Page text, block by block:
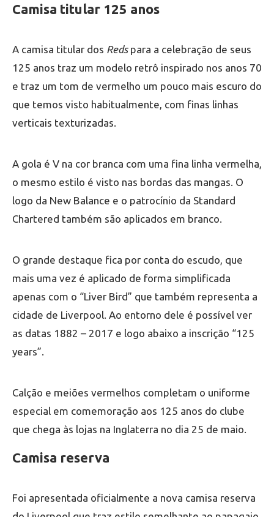
Camisa titular 125 anos
A camisa titular dos Redspara a celebração de seus
125 anos traz um modelo retrô inspirado nos anos 70
e traz um tom de vermelho um pouco mais escuro do
que temos visto habitualmente, com finas linhas
verticais texturizadas.
A gola é V na cor branca com uma fina linha vermelha,
o mesmo estilo é visto nas bordas das mangas. O
logo da New Balance e o patrocínio da Standard
Chartered também são aplicados em branco.
O grande destaque fica por conta do escudo, que
mais uma vez é aplicado de forma simplificada
apenas com o “Liver Bird” que também representa a
cidade de Liverpool. Ao entorno dele é possível ver
as datas 1882 – 2017 e logo abaixo a inscrição “125
years”.
Calção e meiões vermelhos completam o uniforme
especial em comemoração aos 125 anos do clube
que chega às lojas na Inglaterra no dia 25 de maio.
Camisa reserva
Foi apresentada oficialmente a nova camisa reserva